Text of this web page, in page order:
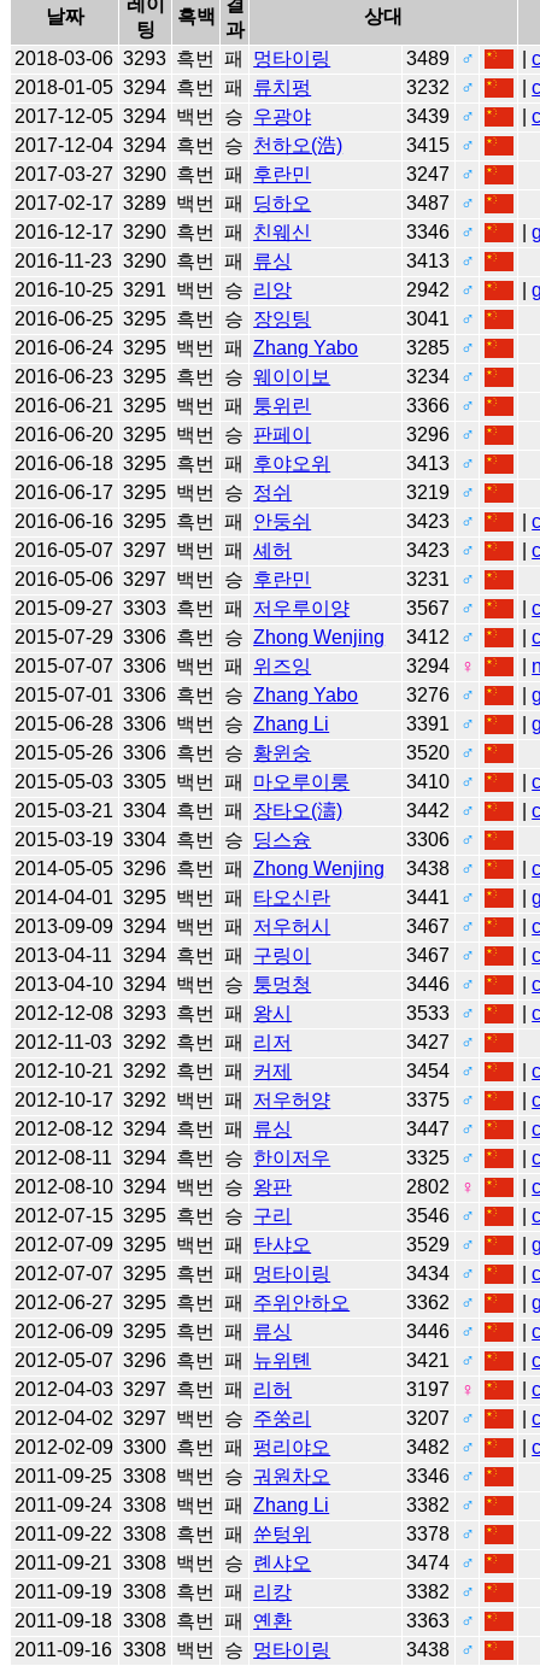
날짜
팅
흑백
과
상대
2018-03-06 3293 흑번 패 멍타이링 3489 ♂ |
2018-01-05 3294 흑번 패 류치펑 3232 ♂ |
2017-12-05 3294 백번 승 우광야 3439 ♂ |
2017-12-04 3294 흑번 승 천하오(浩) 3415
♂
2017-03-27 3290 흑번 패 후란민 3247
♂
2017-02-17 3289 백번 패 딩하오 3487
♂
2016-12-17 3290 흑번 패 친웨신 3346 ♂ |
2016-11-23 3290 흑번 패 류싱 3413
♂
2016-10-25 3291 백번 승 리앙 2942 ♂ |
2016-06-25 3295 흑번 승 장잉팅 3041
♂
2016-06-24 3295 백번 패 Zhang Yabo 3285
♂
2016-06-23 3295 흑번 승 웨이이보 3234
♂
2016-06-21 3295 백번 패 퉁위린 3366
♂
2016-06-20 3295 백번 승 판페이 3296
♂
2016-06-18 3295 흑번 패 후야오위 3413
♂
2016-06-17 3295 백번 승 정쉬 3219
♂
2016-06-16 3295 흑번 패 안둥쉬 3423 ♂ |
2016-05-07 3297 백번 패 셰허 3423 ♂ |
2016-05-06 3297 백번 승 후란민 3231
♂
2015-09-27 3303 흑번 패 저우루이양 3567 ♂ |
2015-07-29 3306 흑번 승 Zhong Wenjing 3412 ♂ |
2015-07-07 3306 백번 패 위즈잉 3294 ♀
2015-07-01 3306 흑번 승 Zhang Yabo 3276 ♂ |
2015-06-28 3306 백번 승 Zhang Li 3391 ♂ |
2015-05-26 3306 흑번 승 황윈숭 3520
♂
2015-05-03 3305 백번 패 마오루이룽 3410 ♂ |
2015-03-21 3304 흑번 패 장타오(濤) 3442 ♂ |
2015-03-19 3304 흑번 승 딩스슝 3306
♂
2014-05-05 3296 흑번 패 Zhong Wenjing 3438 ♂ |
2014-04-01 3295 백번 패 타오신란 3441 ♂ |
2013-09-09 3294 백번 패 저우허시 3467 ♂ |
2013-04-11 3294 흑번 패 구링이 3467 ♂ |
2013-04-10 3294 백번 승 퉁멍청 3446 ♂ |
2012-12-08 3293 흑번 패 왕시 3533 ♂ |
2012-11-03 3292 흑번 패 리저 3427
♂
2012-10-21 3292 흑번 패 커제 3454 ♂ |
2012-10-17 3292 백번 패 저우허양 3375 ♂ |
2012-08-12 3294 흑번 패 류싱 3447 ♂ |
2012-08-11 3294 흑번 승 한이저우 3325 ♂ |
2012-08-10 3294 백번 승 왕판 2802 ♀ |
2012-07-15 3295 흑번 승 구리 3546 ♂ |
2012-07-09 3295 백번 패 탄샤오 3529 ♂ |
2012-07-07 3295 흑번 패 멍타이링 3434 ♂ |
2012-06-27 3295 흑번 패 주위안하오 3362 ♂ |
2012-06-09 3295 흑번 패 류싱 3446 ♂ |
2012-05-07 3296 흑번 패 뉴위톈 3421 ♂ |
2012-04-03 3297 흑번 패 리허 3197 ♀ |
2012-04-02 3297 백번 승 주쑹리 3207 ♂ |
2012-02-09 3300 흑번 패 펑리야오 3482 ♂ |
2011-09-25 3308 백번 승 궈원차오 3346
♂
2011-09-24 3308 백번 패 Zhang Li 3382
♂
2011-09-22 3308 흑번 패 쑨텅위 3378
♂
2011-09-21 3308 백번 승 롄샤오 3474
♂
2011-09-19 3308 흑번 패 리캉 3382
♂
2011-09-18 3308 흑번 패 옌환 3363
♂
2011-09-16 3308 백번 승 멍타이링 3438
♂